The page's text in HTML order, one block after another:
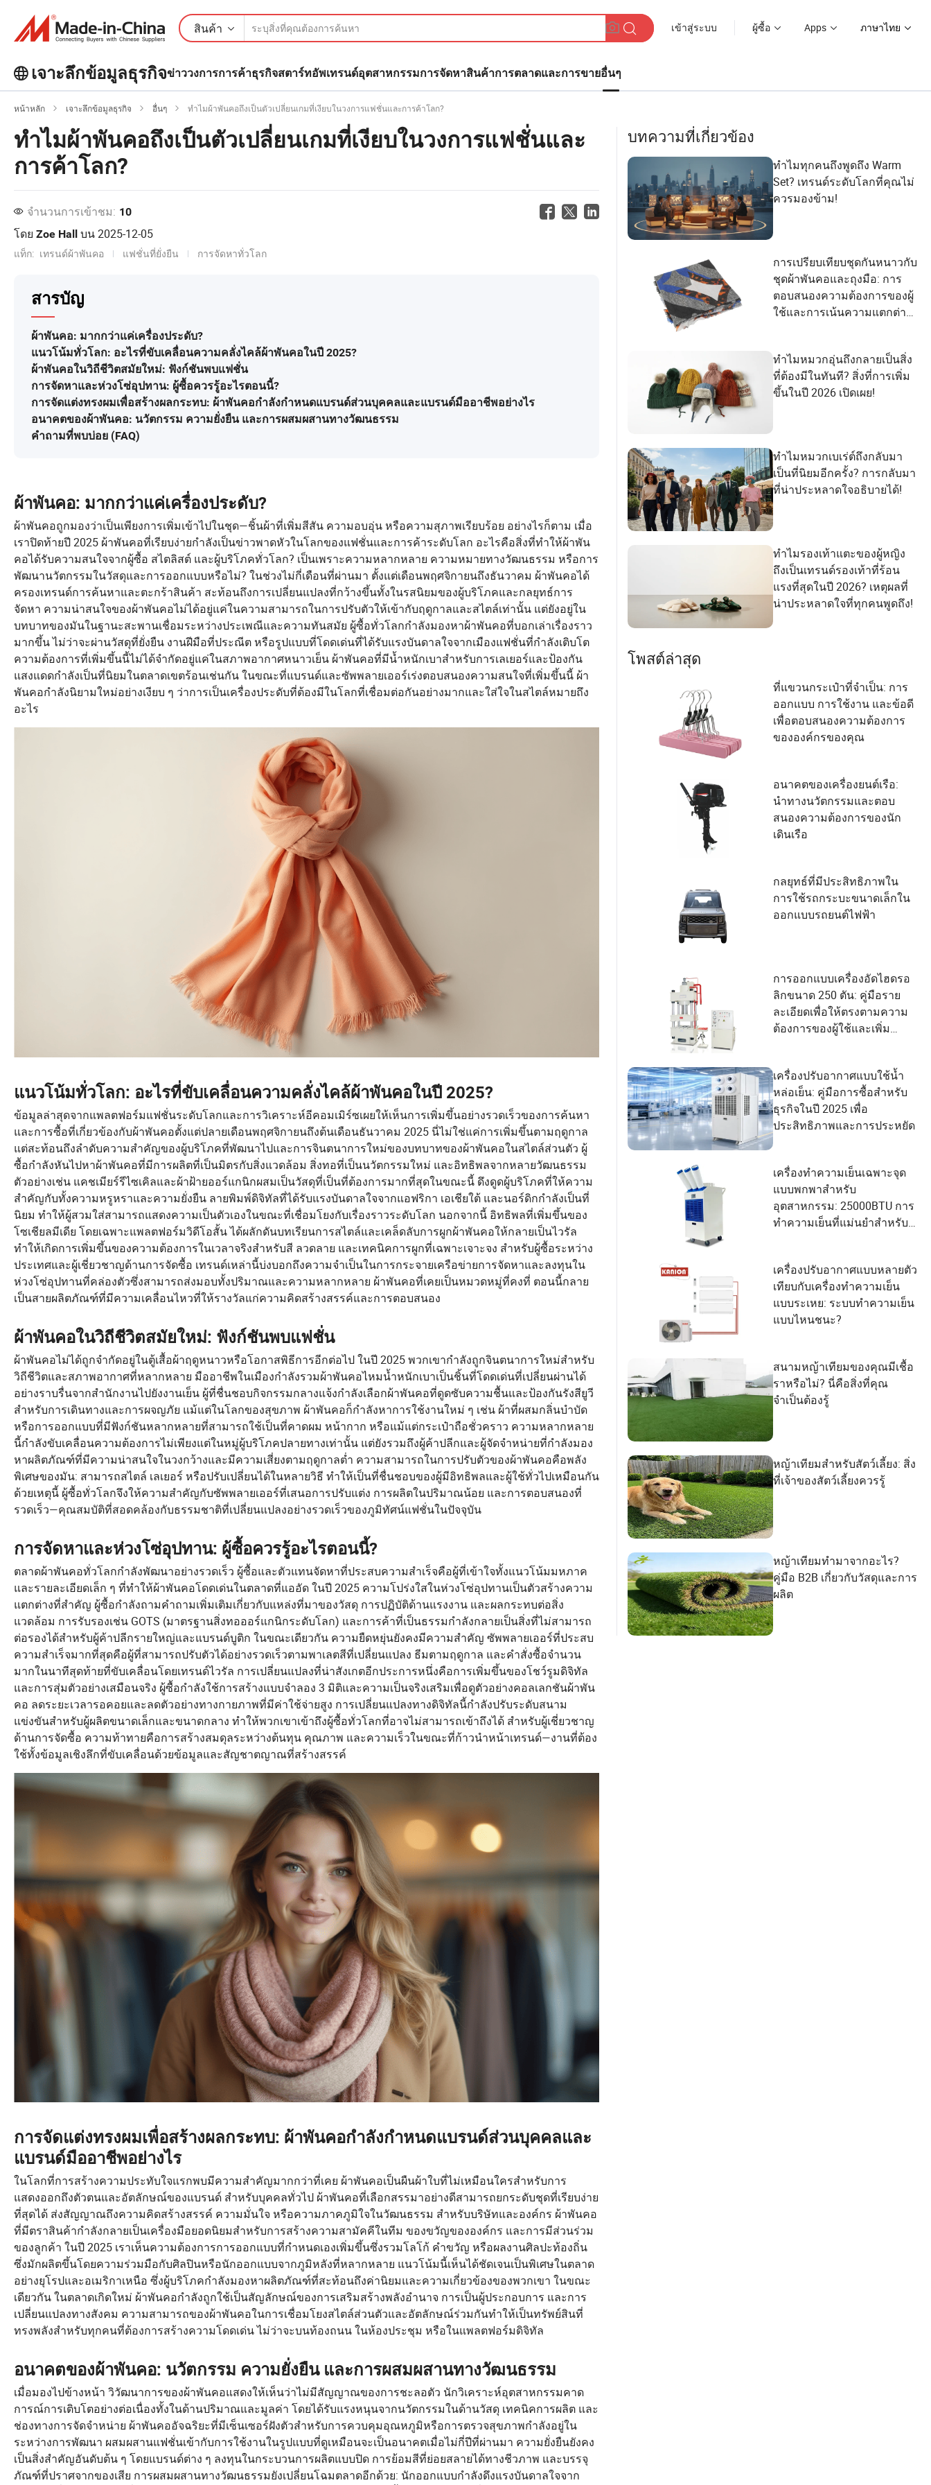
สินค้า เข้าสู่ระบบ ผู้ซื้อ Apps ภาษาไทย
เจาะลึกข้อมูลธุรกิจข่าววงการการค้าธุรกิจสตาร์ทอัพเทรนด์อุตสาหกรรมการจัดหาสินค้าการตลาดและการขายอื่นๆ
สำรวจบทความยอดนิยมเพิ่มเติมบน
ดูเพิ่มเติม
หน้าหลัก เจาะลึกข้อมูลธุรกิจ อื่นๆ ทำไมผ้าพันคอถึงเป็นตัวเปลี่ยนเกมที่เงียบในวงการแฟชั่นและการค้าโลก?
ทำไมผ้าพันคอถึงเป็นตัวเปลี่ยนเกมที่เงียบในวงการแฟชั่นและ
การค้าโลก?
จำนวนการเข้าชม: 10
โดย Zoe Hall บน2025-12-05
แท็ก: เทรนด์ผ้าพันคอ แฟชั่นที่ยั่งยืน การจัดหาทั่วโลก
สารบัญ
ผ้าพันคอ: มากกว่าแค่เครื่องประดับ?
แนวโน้มทั่วโลก: อะไรที่ขับเคลื่อนความคลั่งไคล้ผ้าพันคอในปี 2025?
ผ้าพันคอในวิถีชีวิตสมัยใหม่: ฟังก์ชันพบแฟชั่น
การจัดหาและห่วงโซ่อุปทาน: ผู้ซื้อควรรู้อะไรตอนนี้?
การจัดแต่งทรงผมเพื่อสร้างผลกระทบ: ผ้าพันคอกำลังกำหนดแบรนด์ส่วนบุคคลและแบรนด์มืออาชีพอย่างไร
อนาคตของผ้าพันคอ: นวัตกรรม ความยั่งยืน และการผสมผสานทางวัฒนธรรม
คำถามที่พบบ่อย (FAQ)
ผ้าพันคอ: มากกว่าแค่เครื่องประดับ?
ผ้าพันคอถูกมองว่าเป็นเพียงการเพิ่มเข้าไปในชุด—ชิ้นผ้าที่เพิ่มสีสัน ความอบอุ่น หรือความสุภาพเรียบร้อย อย่างไรก็ตาม เมื่อ
เราปิดท้ายปี 2025 ผ้าพันคอที่เรียบง่ายกำลังเป็นข่าวพาดหัวในโลกของแฟชั่นและการค้าระดับโลก อะไรคือสิ่งที่ทำให้ผ้าพัน
คอได้รับความสนใจจากผู้ซื้อ สไตลิสต์ และผู้บริโภคทั่วโลก? เป็นเพราะความหลากหลาย ความหมายทางวัฒนธรรม หรือการ
พัฒนานวัตกรรมในวัสดุและการออกแบบหรือไม่? ในช่วงไม่กี่เดือนที่ผ่านมา ตั้งแต่เดือนพฤศจิกายนถึงธันวาคม ผ้าพันคอได้
ครองเทรนด์การค้นหาและตะกร้าสินค้า สะท้อนถึงการเปลี่ยนแปลงที่กว้างขึ้นทั้งในรสนิยมของผู้บริโภคและกลยุทธ์การ
จัดหา ความน่าสนใจของผ้าพันคอไม่ได้อยู่แค่ในความสามารถในการปรับตัวให้เข้ากับฤดูกาลและสไตล์เท่านั้น แต่ยังอยู่ใน
บทบาทของมันในฐานะสะพานเชื่อมระหว่างประเพณีและความทันสมัย ผู้ซื้อทั่วโลกกำลังมองหาผ้าพันคอที่บอกเล่าเรื่องราว
มากขึ้น ไม่ว่าจะผ่านวัสดุที่ยั่งยืน งานฝีมือที่ประณีต หรือรูปแบบที่โดดเด่นที่ได้รับแรงบันดาลใจจากเมืองแฟชั่นที่กำลังเติบโต
ความต้องการที่เพิ่มขึ้นนี้ไม่ได้จำกัดอยู่แค่ในสภาพอากาศหนาวเย็น ผ้าพันคอที่มีน้ำหนักเบาสำหรับการเลเยอร์และป้องกัน
แสงแดดกำลังเป็นที่นิยมในตลาดเขตร้อนเช่นกัน ในขณะที่แบรนด์และซัพพลายเออร์เร่งตอบสนองความสนใจที่เพิ่มขึ้นนี้ ผ้า
พันคอกำลังนิยามใหม่อย่างเงียบ ๆ ว่าการเป็นเครื่องประดับที่ต้องมีในโลกที่เชื่อมต่อกันอย่างมากและใส่ใจในสไตล์หมายถึง
อะไร
แนวโน้มทั่วโลก: อะไรที่ขับเคลื่อนความคลั่งไคล้ผ้าพันคอในปี 2025?
ข้อมูลล่าสุดจากแพลตฟอร์มแฟชั่นระดับโลกและการวิเคราะห์อีคอมเมิร์ซเผยให้เห็นการเพิ่มขึ้นอย่างรวดเร็วของการค้นหา
และการซื้อที่เกี่ยวข้องกับผ้าพันคอตั้งแต่ปลายเดือนพฤศจิกายนถึงต้นเดือนธันวาคม 2025 นี่ไม่ใช่แค่การเพิ่มขึ้นตามฤดูกาล
แต่สะท้อนถึงลำดับความสำคัญของผู้บริโภคที่พัฒนาไปและการจินตนาการใหม่ของบทบาทของผ้าพันคอในสไตล์ส่วนตัว ผู้
ซื้อกำลังหันไปหาผ้าพันคอที่มีการผลิตที่เป็นมิตรกับสิ่งแวดล้อม สิ่งทอที่เป็นนวัตกรรมใหม่ และอิทธิพลจากหลายวัฒนธรรม
ตัวอย่างเช่น แคชเมียร์รีไซเคิลและผ้าฝ้ายออร์แกนิกผสมเป็นวัสดุที่เป็นที่ต้องการมากที่สุดในขณะนี้ ดึงดูดผู้บริโภคที่ให้ความ
สำคัญกับทั้งความหรูหราและความยั่งยืน ลายพิมพ์ดิจิทัลที่ได้รับแรงบันดาลใจจากแอฟริกา เอเชียใต้ และนอร์ดิกกำลังเป็นที่
นิยม ทำให้ผู้สวมใส่สามารถแสดงความเป็นตัวเองในขณะที่เชื่อมโยงกับเรื่องราวระดับโลก นอกจากนี้ อิทธิพลที่เพิ่มขึ้นของ
โซเชียลมีเดีย โดยเฉพาะแพลตฟอร์มวิดีโอสั้น ได้ผลักดันบทเรียนการสไตล์และเคล็ดลับการผูกผ้าพันคอให้กลายเป็นไวรัล
ทำให้เกิดการเพิ่มขึ้นของความต้องการในเวลาจริงสำหรับสี ลวดลาย และเทคนิคการผูกที่เฉพาะเจาะจง สำหรับผู้ซื้อระหว่าง
ประเทศและผู้เชี่ยวชาญด้านการจัดซื้อ เทรนด์เหล่านี้บ่งบอกถึงความจำเป็นในการกระจายเครือข่ายการจัดหาและลงทุนใน
ห่วงโซ่อุปทานที่คล่องตัวซึ่งสามารถส่งมอบทั้งปริมาณและความหลากหลาย ผ้าพันคอที่เคยเป็นหมวดหมู่ที่คงที่ ตอนนี้กลาย
เป็นสายผลิตภัณฑ์ที่มีความเคลื่อนไหวที่ให้รางวัลแก่ความคิดสร้างสรรค์และการตอบสนอง
ผ้าพันคอในวิถีชีวิตสมัยใหม่: ฟังก์ชันพบแฟชั่น
ผ้าพันคอไม่ได้ถูกจำกัดอยู่ในตู้เสื้อผ้าฤดูหนาวหรือโอกาสพิธีการอีกต่อไป ในปี 2025 พวกเขากำลังถูกจินตนาการใหม่สำหรับ
วิถีชีวิตและสภาพอากาศที่หลากหลาย มืออาชีพในเมืองกำลังรวมผ้าพันคอไหมน้ำหนักเบาเป็นชิ้นที่โดดเด่นที่เปลี่ยนผ่านได้
อย่างราบรื่นจากสำนักงานไปยังงานเย็น ผู้ที่ชื่นชอบกิจกรรมกลางแจ้งกำลังเลือกผ้าพันคอที่ดูดซับความชื้นและป้องกันรังสียูวี
สำหรับการเดินทางและการผจญภัย แม้แต่ในโลกของสุขภาพ ผ้าพันคอก็กำลังหาการใช้งานใหม่ ๆ เช่น ผ้าที่ผสมกลิ่นบำบัด
หรือการออกแบบที่มีฟังก์ชันหลากหลายที่สามารถใช้เป็นที่คาดผม หน้ากาก หรือแม้แต่กระเป๋าถือชั่วคราว ความหลากหลาย
นี้กำลังขับเคลื่อนความต้องการไม่เพียงแต่ในหมู่ผู้บริโภคปลายทางเท่านั้น แต่ยังรวมถึงผู้ค้าปลีกและผู้จัดจำหน่ายที่กำลังมอง
หาผลิตภัณฑ์ที่มีความน่าสนใจในวงกว้างและมีความเสี่ยงตามฤดูกาลต่ำ ความสามารถในการปรับตัวของผ้าพันคอคือพลัง
พิเศษของมัน: สามารถสไตล์ เลเยอร์ หรือปรับเปลี่ยนได้ในหลายวิธี ทำให้เป็นที่ชื่นชอบของผู้มีอิทธิพลและผู้ใช้ทั่วไปเหมือนกัน
ด้วยเหตุนี้ ผู้ซื้อทั่วโลกจึงให้ความสำคัญกับซัพพลายเออร์ที่เสนอการปรับแต่ง การผลิตในปริมาณน้อย และการตอบสนองที่
รวดเร็ว—คุณสมบัติที่สอดคล้องกับธรรมชาติที่เปลี่ยนแปลงอย่างรวดเร็วของภูมิทัศน์แฟชั่นในปัจจุบัน
การจัดหาและห่วงโซ่อุปทาน: ผู้ซื้อควรรู้อะไรตอนนี้?
ตลาดผ้าพันคอทั่วโลกกำลังพัฒนาอย่างรวดเร็ว ผู้ซื้อและตัวแทนจัดหาที่ประสบความสำเร็จคือผู้ที่เข้าใจทั้งแนวโน้มมหภาค
และรายละเอียดเล็ก ๆ ที่ทำให้ผ้าพันคอโดดเด่นในตลาดที่แออัด ในปี 2025 ความโปร่งใสในห่วงโซ่อุปทานเป็นตัวสร้างความ
แตกต่างที่สำคัญ ผู้ซื้อกำลังถามคำถามเพิ่มเติมเกี่ยวกับแหล่งที่มาของวัสดุ การปฏิบัติด้านแรงงาน และผลกระทบต่อสิ่ง
แวดล้อม การรับรองเช่น GOTS (มาตรฐานสิ่งทอออร์แกนิกระดับโลก) และการค้าที่เป็นธรรมกำลังกลายเป็นสิ่งที่ไม่สามารถ
ต่อรองได้สำหรับผู้ค้าปลีกรายใหญ่และแบรนด์บูติก ในขณะเดียวกัน ความยืดหยุ่นยังคงมีความสำคัญ ซัพพลายเออร์ที่ประสบ
ความสำเร็จมากที่สุดคือผู้ที่สามารถปรับตัวได้อย่างรวดเร็วตามพาเลตสีที่เปลี่ยนแปลง ธีมตามฤดูกาล และคำสั่งซื้อจำนวน
มากในนาทีสุดท้ายที่ขับเคลื่อนโดยเทรนด์ไวรัล การเปลี่ยนแปลงที่น่าสังเกตอีกประการหนึ่งคือการเพิ่มขึ้นของโชว์รูมดิจิทัล
และการสุ่มตัวอย่างเสมือนจริง ผู้ซื้อกำลังใช้การสร้างแบบจำลอง 3 มิติและความเป็นจริงเสริมเพื่อดูตัวอย่างคอลเลกชันผ้าพัน
คอ ลดระยะเวลารอคอยและลดตัวอย่างทางกายภาพที่มีค่าใช้จ่ายสูง การเปลี่ยนแปลงทางดิจิทัลนี้กำลังปรับระดับสนาม
แข่งขันสำหรับผู้ผลิตขนาดเล็กและขนาดกลาง ทำให้พวกเขาเข้าถึงผู้ซื้อทั่วโลกที่อาจไม่สามารถเข้าถึงได้ สำหรับผู้เชี่ยวชาญ
ด้านการจัดซื้อ ความท้าทายคือการสร้างสมดุลระหว่างต้นทุน คุณภาพ และความเร็วในขณะที่ก้าวนำหน้าเทรนด์—งานที่ต้อง
ใช้ทั้งข้อมูลเชิงลึกที่ขับเคลื่อนด้วยข้อมูลและสัญชาตญาณที่สร้างสรรค์
การจัดแต่งทรงผมเพื่อสร้างผลกระทบ: ผ้าพันคอกำลังกำหนดแบรนด์ส่วนบุคคลและ
แบรนด์มืออาชีพอย่างไร
ในโลกที่การสร้างความประทับใจแรกพบมีความสำคัญมากกว่าที่เคย ผ้าพันคอเป็นผืนผ้าใบที่ไม่เหมือนใครสำหรับการ
แสดงออกถึงตัวตนและอัตลักษณ์ของแบรนด์ สำหรับบุคคลทั่วไป ผ้าพันคอที่เลือกสรรมาอย่างดีสามารถยกระดับชุดที่เรียบง่าย
ที่สุดได้ ส่งสัญญาณถึงความคิดสร้างสรรค์ ความมั่นใจ หรือความภาคภูมิใจในวัฒนธรรม สำหรับบริษัทและองค์กร ผ้าพันคอ
ที่มีตราสินค้ากำลังกลายเป็นเครื่องมือยอดนิยมสำหรับการสร้างความสามัคคีในทีม ของขวัญขององค์กร และการมีส่วนร่วม
ของลูกค้า ในปี 2025 เราเห็นความต้องการการออกแบบที่กำหนดเองเพิ่มขึ้นซึ่งรวมโลโก้ คำขวัญ หรือผลงานศิลปะท้องถิ่น
ซึ่งมักผลิตขึ้นโดยความร่วมมือกับศิลปินหรือนักออกแบบจากภูมิหลังที่หลากหลาย แนวโน้มนี้เห็นได้ชัดเจนเป็นพิเศษในตลาด
อย่างยุโรปและอเมริกาเหนือ ซึ่งผู้บริโภคกำลังมองหาผลิตภัณฑ์ที่สะท้อนถึงค่านิยมและความเกี่ยวข้องของพวกเขา ในขณะ
เดียวกัน ในตลาดเกิดใหม่ ผ้าพันคอกำลังถูกใช้เป็นสัญลักษณ์ของการเสริมสร้างพลังอำนาจ การเป็นผู้ประกอบการ และการ
เปลี่ยนแปลงทางสังคม ความสามารถของผ้าพันคอในการเชื่อมโยงสไตล์ส่วนตัวและอัตลักษณ์ร่วมกันทำให้เป็นทรัพย์สินที่
ทรงพลังสำหรับทุกคนที่ต้องการสร้างความโดดเด่น ไม่ว่าจะบนท้องถนน ในห้องประชุม หรือในแพลตฟอร์มดิจิทัล
อนาคตของผ้าพันคอ: นวัตกรรม ความยั่งยืน และการผสมผสานทางวัฒนธรรม
เมื่อมองไปข้างหน้า วิวัฒนาการของผ้าพันคอแสดงให้เห็นว่าไม่มีสัญญาณของการชะลอตัว นักวิเคราะห์อุตสาหกรรมคาด
การณ์การเติบโตอย่างต่อเนื่องทั้งในด้านปริมาณและมูลค่า โดยได้รับแรงหนุนจากนวัตกรรมในด้านวัสดุ เทคนิคการผลิต และ
ช่องทางการจัดจำหน่าย ผ้าพันคออัจฉริยะที่มีเซ็นเซอร์ฝังตัวสำหรับการควบคุมอุณหภูมิหรือการตรวจสุขภาพกำลังอยู่ใน
ระหว่างการพัฒนา ผสมผสานแฟชั่นเข้ากับการใช้งานในรูปแบบที่ดูเหมือนจะเป็นอนาคตเมื่อไม่กี่ปีที่ผ่านมา ความยั่งยืนยังคง
เป็นสิ่งสำคัญอันดับต้น ๆ โดยแบรนด์ต่าง ๆ ลงทุนในกระบวนการผลิตแบบปิด การย้อมสีที่ย่อยสลายได้ทางชีวภาพ และบรรจุ
ภัณฑ์ที่ปราศจากของเสีย การผสมผสานทางวัฒนธรรมยังเปลี่ยนโฉมตลาดอีกด้วย: นักออกแบบกำลังดึงแรงบันดาลใจจาก
บทความที่เกี่ยวข้อง
ทำไมทุกคนถึงพูดถึง Warm
Set? เทรนด์ระดับโลกที่คุณไม่
ควรมองข้าม!
การเปรียบเทียบชุดกันหนาวกับ
ชุดผ้าพันคอและถุงมือ: การ
ตอบสนองความต้องการของผู้
ใช้และการเน้นความแตกต่าง
ทำไมหมวกอุ่นถึงกลายเป็นสิ่ง
ที่ต้องมีในทันที? สิ่งที่การเพิ่ม
ขึ้นในปี 2026 เปิดเผย!
ทำไมหมวกเบเร่ต์ถึงกลับมา
เป็นที่นิยมอีกครั้ง? การกลับมา
ที่น่าประหลาดใจอธิบายได้!
ทำไมรองเท้าแตะของผู้หญิง
ถึงเป็นเทรนด์รองเท้าที่ร้อน
แรงที่สุดในปี 2026? เหตุผลที่
น่าประหลาดใจที่ทุกคนพูดถึง!
โพสต์ล่าสุด
ที่แขวนกระเป๋าที่จำเป็น: การ
ออกแบบ การใช้งาน และข้อดี
เพื่อตอบสนองความต้องการ
ขององค์กรของคุณ
อนาคตของเครื่องยนต์เรือ:
นำทางนวัตกรรมและตอบ
สนองความต้องการของนัก
เดินเรือ
กลยุทธ์ที่มีประสิทธิภาพใน
การใช้รถกระบะขนาดเล็กใน
ออกแบบรถยนต์ไฟฟ้า
การออกแบบเครื่องอัดไฮดรอ
ลิกขนาด 250 ตัน: คู่มือราย
ละเอียดเพื่อให้ตรงตามความ
ต้องการของผู้ใช้และเพิ่ม
เครื่องปรับอากาศแบบใช้น้ำ
หล่อเย็น: คู่มือการซื้อสำหรับ
ธุรกิจในปี 2025 เพื่อ
ประสิทธิภาพและการประหยัด
เครื่องทำความเย็นเฉพาะจุด
แบบพกพาสำหรับ
อุตสาหกรรม: 25000BTU การ
ทำความเย็นที่แม่นยำสำหรับ
เครื่องปรับอากาศแบบหลายตัว
เทียบกับเครื่องทำความเย็น
แบบระเหย: ระบบทำความเย็น
แบบไหนชนะ?
สนามหญ้าเทียมของคุณมีเชื้อ
ราหรือไม่? นี่คือสิ่งที่คุณ
จำเป็นต้องรู้
หญ้าเทียมสำหรับสัตว์เลี้ยง: สิ่ง
ที่เจ้าของสัตว์เลี้ยงควรรู้
หญ้าเทียมทำมาจากอะไร?
คู่มือ B2B เกี่ยวกับวัสดุและการ
ผลิต